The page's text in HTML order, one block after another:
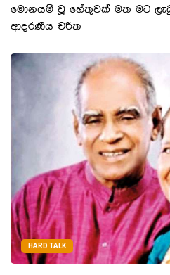
මොනයම් වූ හේතුවක් මත මට
ආදරණීය චරිත
HARD TALK